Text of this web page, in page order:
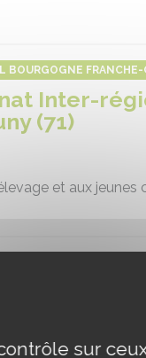
BOURGOGNE
Inter-
(71)
et aux
sur